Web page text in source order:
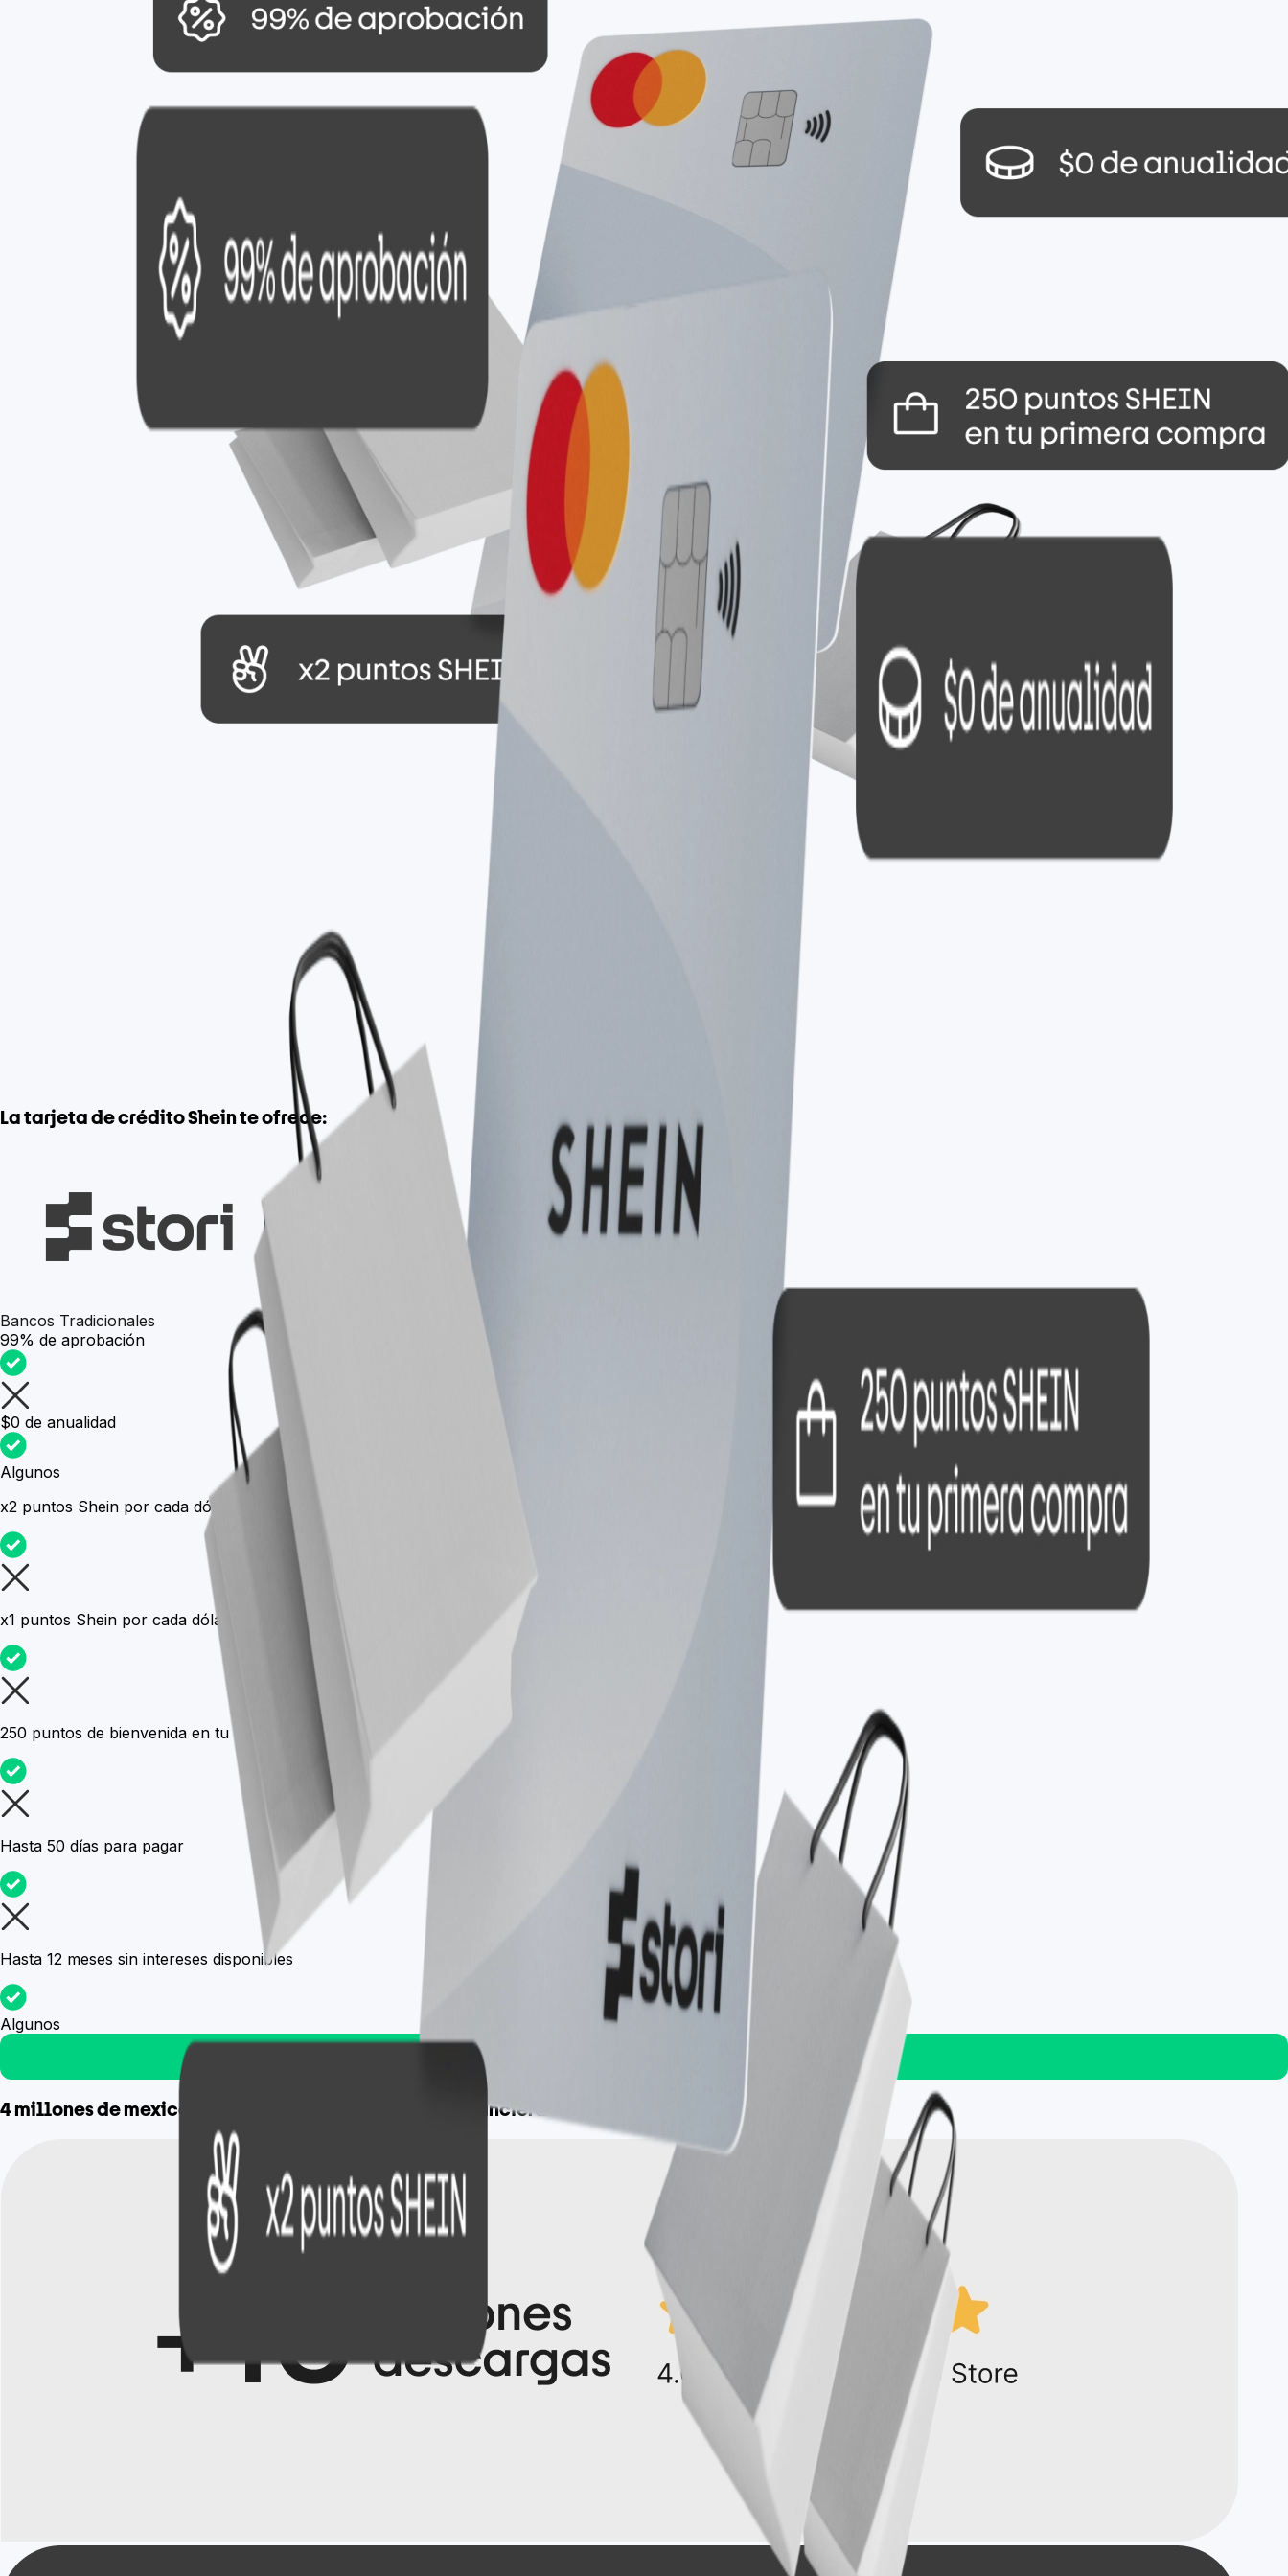
La tarjeta de crédito Shein te ofrece:
Bancos Tradicionales
99% de aprobación
$0 de anualidad
Algunos
x2 puntos Shein por cada dólar gastado en Shein
x1 puntos Shein por cada dólar gastado fuera de Shein
250 puntos de bienvenida en tu primera compra
Hasta 50 días para pagar
Hasta 12 meses sin intereses disponibles
Algunos
4 millones de mexicanos disfrutan la tranquilidad financiera con Stori